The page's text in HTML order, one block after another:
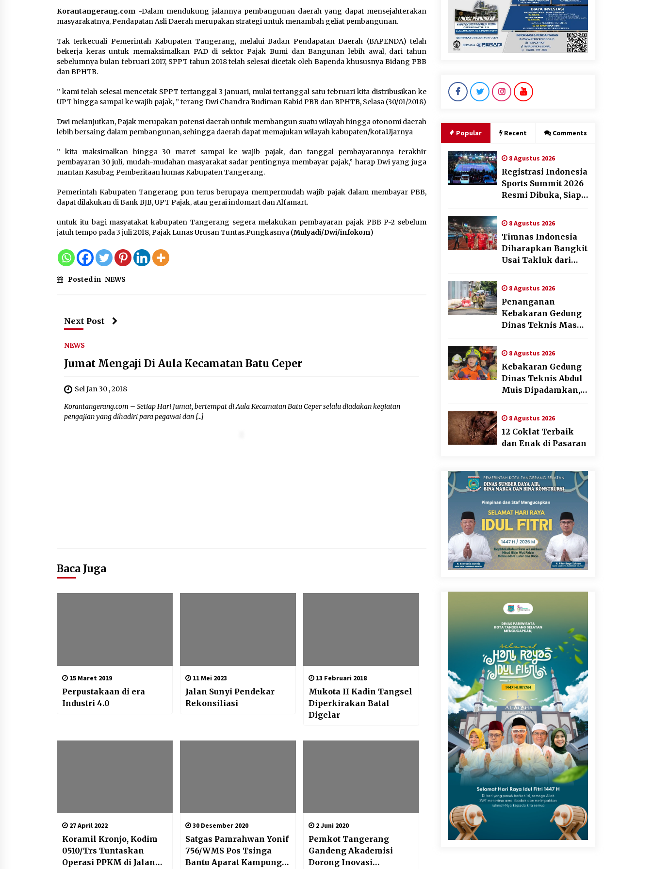
sebagai Destinasi Wisata
Bahari Berkelas Dunia
8 Agustus 2026
Papua Pegunungan
8 Agustus 2026
Manfaatnya untuk Kesehatan
Pencernaan
8 Agustus 2026
Perawatan PCOS yang Efektif
untuk Menjaga Kesuburan
Wamenhan Pimpin Prosesi
Pelantikan dan Sertijab
8 Agustus 2026
Pemilu 2029
8 Agustus 2026
Korantangerang.com -Dalam mendukung jalannya pembangunan daerah yang dapat mensejahterakan
masyarakatnya, Pendapatan Asli Daerah merupakan strategi untuk menambah geliat pembangunan.
Tak terkecuali Pemerintah Kabupaten Tangerang, melalui Badan Pendapatan Daerah (BAPENDA) telah
bekerja keras untuk memaksimalkan PAD di sektor Pajak Bumi dan Bangunan lebih awal, dari tahun
sebelumnya bulan februari 2017, SPPT tahun 2018 telah selesai dicetak oleh Bapenda khususnya Bidang PBB
dan BPHTB.
” kami telah selesai mencetak SPPT tertanggal 3 januari, mulai tertanggal satu februari kita distribusikan ke
UPT hingga sampai ke wajib pajak, ” terang Dwi Chandra Budiman Kabid PBB dan BPHTB, Selasa (30/01/2018)
Dwi melanjutkan, Pajak merupakan potensi daerah untuk membangun suatu wilayah hingga otonomi daerah
lebih bersaing dalam pembangunan, sehingga daerah dapat memajukan wilayah kabupaten/kota.Ujarnya
” kita maksimalkan hingga 30 maret sampai ke wajib pajak, dan tanggal pembayarannya terakhir
pembayaran 30 juli, mudah-mudahan masyarakat sadar pentingnya membayar pajak,” harap Dwi yang juga
mantan Kasubag Pemberitaan humas Kabupaten Tangerang.
Pemerintah Kabupaten Tangerang pun terus berupaya mempermudah wajib pajak dalam membayar PBB,
dapat dilakukan di Bank BJB, UPT Pajak, atau gerai indomart dan Alfamart.
untuk itu bagi masyatakat kabupaten Tangerang segera melakukan pembayaran pajak PBB P-2 sebelum
jatuh tempo pada 3 juli 2018, Pajak Lunas Urusan Tuntas.Pungkasnya (Mulyadi/Dwi/infokom)
Posted in NEWS
Next Post
NEWS
Jumat Mengaji Di Aula Kecamatan Batu Ceper
Sel Jan 30 , 2018
Korantangerang.com – Setiap Hari Jumat, bertempat di Aula Kecamatan Batu Ceper selalu diadakan kegiatan
pengajian yang dihadiri para pegawai dan […]
Baca Juga
15 Maret 2019
Perpustakaan di era
Industri 4.0
11 Mei 2023
Jalan Sunyi Pendekar
Rekonsiliasi
13 Februari 2018
Mukota II Kadin Tangsel
Diperkirakan Batal
Digelar
27 April 2022
Koramil Kronjo, Kodim
0510/Trs Tuntaskan
Operasi PPKM di Jalan
30 Desember 2020
Satgas Pamrahwan Yonif
756/WMS Pos Tsinga
Bantu Aparat Kampung
2 Juni 2020
Pemkot Tangerang
Gandeng Akademisi
Dorong Inovasi
Popular Recent Comments
8 Agustus 2026
Registrasi Indonesia
Sports Summit 2026
Resmi Dibuka, Siap
Pengalaman Beyond
the Game
8 Agustus 2026
Timnas Indonesia
Diharapkan Bangkit
Usai Takluk dari
AFF 2026
8 Agustus 2026
Penanganan
Kebakaran Gedung
Dinas Teknis Masuk
Ada Korban Jiwa
8 Agustus 2026
Kebakaran Gedung
Dinas Teknis Abdul
Muis Dipadamkan,
Tetap Berjalan
8 Agustus 2026
12 Coklat Terbaik
dan Enak di Pasaran